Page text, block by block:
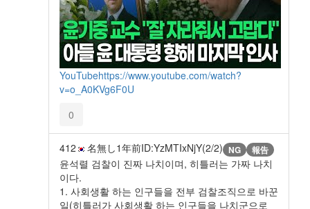
YouTubehttps://www.youtube.com/watch?
v=o_A0KVg6F0U
0
412 名無し1年前ID:YzMTIxNjY(2/2) NG 報告
윤석렬 검찰이 진짜 나치이며, 히틀러는 가짜 나치
이다.
1. 사회생활 하는 인구들을 전부 검찰조직으로 바꾼
일(히틀러가 사회생활 하는 인구들을 나치군으로